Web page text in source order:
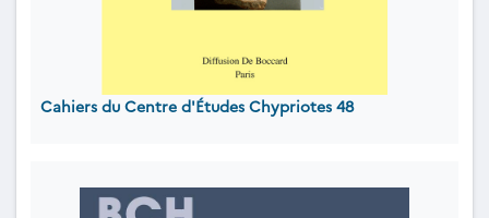
Cahiers du Centre d'Études Chypriotes 48